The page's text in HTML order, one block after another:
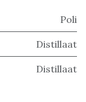
Poli
Distillaat
Distillaat